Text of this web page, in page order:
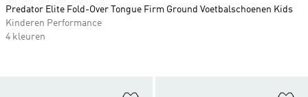
Predator Elite Fold-Over Tongue Firm Ground Voetbalschoenen Kids
Kinderen Performance
4 kleuren